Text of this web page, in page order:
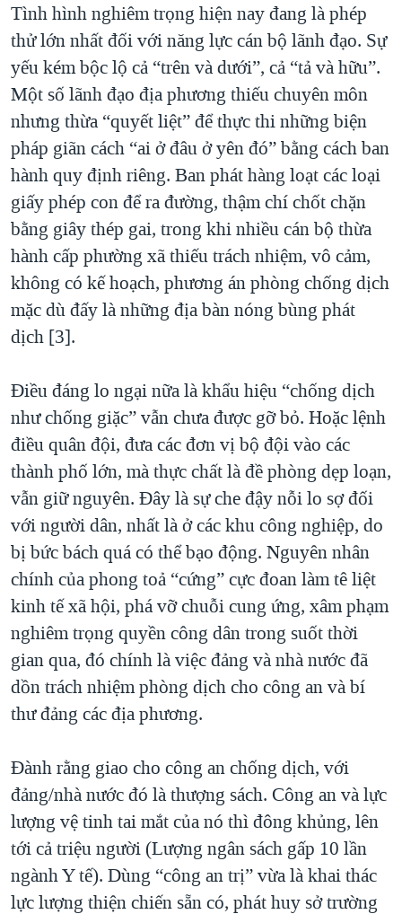
Tình hình nghiêm trọng hiện nay đang là phép
thử lớn nhất đối với năng lực cán bộ lãnh đạo. Sự
yếu kém bộc lộ cả “trên và dưới”, cả “tả và hữu”.
Một số lãnh đạo địa phương thiếu chuyên môn
nhưng thừa “quyết liệt” để thực thi những biện
pháp giãn cách “ai ở đâu ở yên đó” bằng cách ban
hành quy định riêng. Ban phát hàng loạt các loại
giấy phép con để ra đường, thậm chí chốt chặn
bằng giây thép gai, trong khi nhiều cán bộ thừa
hành cấp phường xã thiếu trách nhiệm, vô cảm,
không có kế hoạch, phương án phòng chống dịch
mặc dù đấy là những địa bàn nóng bùng phát
dịch [3].
Điều đáng lo ngại nữa là khẩu hiệu “chống dịch
như chống giặc” vẫn chưa được gỡ bỏ. Hoặc lệnh
điều quân đội, đưa các đơn vị bộ đội vào các
thành phố lớn, mà thực chất là đề phòng dẹp loạn,
vẫn giữ nguyên. Đây là sự che đậy nỗi lo sợ đối
với người dân, nhất là ở các khu công nghiệp, do
bị bức bách quá có thể bạo động. Nguyên nhân
chính của phong toả “cứng” cực đoan làm tê liệt
kinh tế xã hội, phá vỡ chuỗi cung ứng, xâm phạm
nghiêm trọng quyền công dân trong suốt thời
gian qua, đó chính là việc đảng và nhà nước đã
dồn trách nhiệm phòng dịch cho công an và bí
thư đảng các địa phương.
Đành rằng giao cho công an chống dịch, với
đảng/nhà nước đó là thượng sách. Công an và lực
lượng vệ tinh tai mắt của nó thì đông khủng, lên
tới cả triệu người (Lượng ngân sách gấp 10 lần
ngành Y tế). Dùng “công an trị” vừa là khai thác
lực lượng thiện chiến sẵn có, phát huy sở trường